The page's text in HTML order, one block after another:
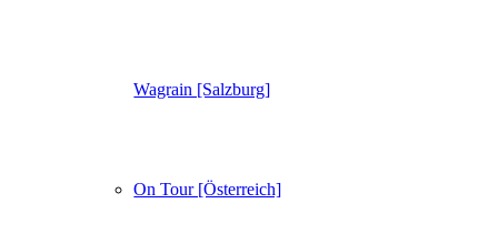
Wagrain [Salzburg]
On Tour [Österreich]